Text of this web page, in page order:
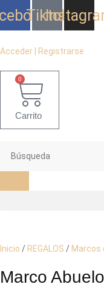
al
Tiktok
Acceder | Registrarse
0
Carrito
Inicio / REGALOS / Marcos
Marco